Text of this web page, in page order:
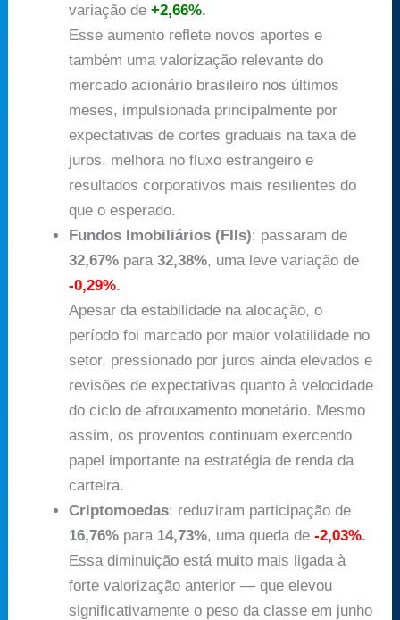
variação de+2,66%.
Esse aumento reflete novos aportes e
também uma valorização relevante do
mercado acionário brasileiro nos últimos
meses, impulsionada principalmente por
expectativas de cortes graduais na taxa de
juros, melhora no fluxo estrangeiro e
resultados corporativos mais resilientes do
que o esperado.
Fundos Imobiliários (FIIs): passaram de
32,67% para32,38%, uma leve variação de
-0,29%.
Apesar da estabilidade na alocação, o
período foi marcado por maior volatilidade no
setor, pressionado por juros ainda elevados e
revisões de expectativas quanto à velocidade
do ciclo de afrouxamento monetário. Mesmo
assim, os proventos continuam exercendo
papel importante na estratégia de renda da
carteira.
Criptomoedas: reduziram participação de
16,76% para 14,73%, uma queda de-2,03%.
Essa diminuição está muito mais ligada à
forte valorização anterior — que elevou
significativamente o peso da classe em junho